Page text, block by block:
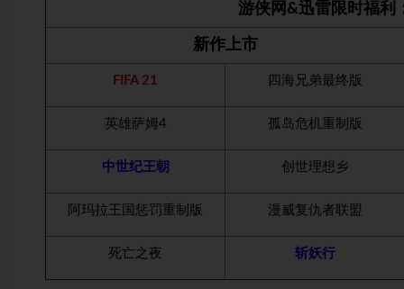
游侠网&迅雷限时福利
新作上市
FIFA 21 四海兄弟最终版
英雄萨姆4 孤岛危机重制版
中世纪王朝 创世理想乡
阿玛拉王国惩罚重制版 漫威复仇者联盟
死亡之夜 斩妖行